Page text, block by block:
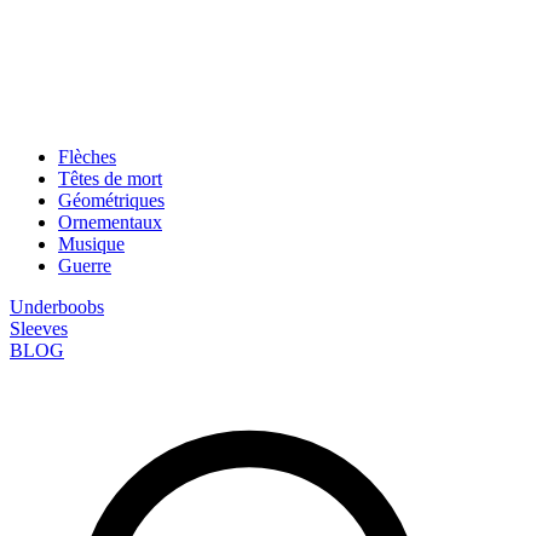
Flèches
Têtes de mort
Géométriques
Ornementaux
Musique
Guerre
Underboobs
Sleeves
BLOG